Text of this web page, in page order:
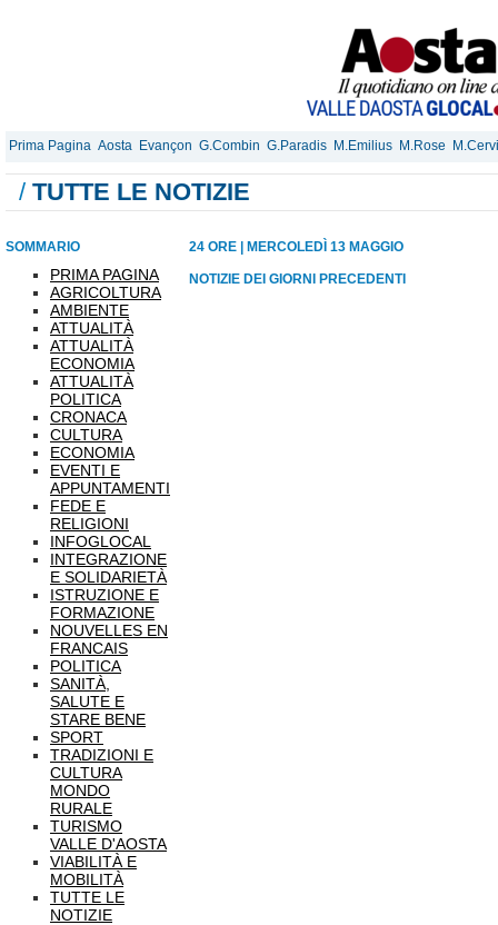
Prima Pagina Aosta Evançon G.Combin G.Paradis M.Emilius M.Rose
/ TUTTE LE NOTIZIE
SOMMARIO
PRIMA PAGINA
AGRICOLTURA
AMBIENTE
ATTUALITÀ
ATTUALITÀ
ECONOMIA
ATTUALITÀ
POLITICA
CRONACA
CULTURA
ECONOMIA
EVENTI E
APPUNTAMENTI
FEDE E
RELIGIONI
INFOGLOCAL
INTEGRAZIONE
E SOLIDARIETÀ
ISTRUZIONE E
FORMAZIONE
NOUVELLES EN
FRANCAIS
POLITICA
SANITÀ,
SALUTE E
STARE BENE
SPORT
TRADIZIONI E
CULTURA
MONDO
RURALE
TURISMO
VALLE D'AOSTA
VIABILITÀ E
MOBILITÀ
TUTTE LE
NOTIZIE
24 ORE MERCOLEDÌ 13 MAGGIO
NOTIZIE DEI GIORNI PRECEDENTI